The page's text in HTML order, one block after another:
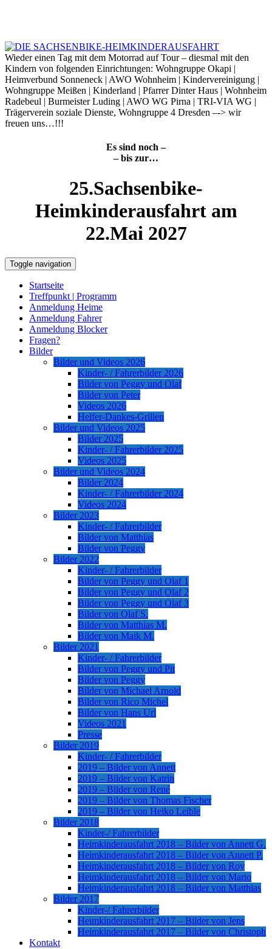
Wieder einen Tag mit dem Motorrad auf Tour – diesmal mit den
Kindern von folgenden Einrichtungen: Wohngruppe Okapi |
Heimverbund Sonneneck | AWO Wohnheim | Kindervereinigung |
Wohngruppe Meißen | Kinderland | Pfarrer Dinter Haus | Wohnheim
Radebeul | Burmeister Luding | AWO WG Pirna | TRI-VIA WG |
Trägerverein soziale Dienste, Wohngruppe 4 Dresden –-> wir
freuen uns…!!!
Es sind noch –
– bis zur…
25.Sachsenbike-
Heimkinderausfahrt am
22.Mai 2027
Toggle navigation
Startseite
Treffpunkt | Programm
Anmeldung Heime
Anmeldung Fahrer
Anmeldung Blocker
Fragen?
Bilder
Bilder und Videos 2026
Kinder- / Fahrerbilder 2026
Bilder von Peggy und Olaf
Bilder von Peter
Videos 2026
Helfer-Dankes-Grillen
Bilder und Videos 2025
Bilder 2025
Kinder- / Fahrerbilder 2025
Videos 2025
Bilder und Videos 2024
Bilder 2024
Kinder- / Fahrerbilder 2024
Videos 2024
Bilder 2023
Kinder- / Fahrerbilder
Bilder von Matthias
Bilder von Peggy
Bilder 2022
Kinder- / Fahrerbilder
Bilder von Peggy und Olaf 1
Bilder von Peggy und Olaf 2
Bilder von Peggy und Olaf 3
Bilder von Olaf S.
Bilder von Matthias M.
Bilder von Maik M.
Bilder 2021
Kinder- / Fahrerbilder
Bilder von Peggy und Pit
Bilder von Peggy
Bilder von Michael Arnold
Bilder von Rico Michel
Bilder von Hans Url
Videos 2021
Presse
Bilder 2019
Kinder- / Fahrerbilder
2019 – Bilder von Annett
2019 – Bilder von Katrin
2019 – Bilder von René
2019 – Bilder von Thomas Fischer
2019 – Bilder von Heiko Leible
Bilder 2018
Kinder-/ Fahrerbilder
Heimkinderausfahrt 2018 – Bilder von Annett G.
Heimkinderausfahrt 2018 – Bilder von Annett P.
Heimkinderausfahrt 2018 – Bilder von Roy
Heimkinderausfahrt 2018 – Bilder von Mario
Heimkinderausfahrt 2018 – Bilder von Matthias
Bilder 2017
Kinder-/ Fahrerbilder
Heimkinderausfahrt 2017 – Bilder von Jens
Heimkinderausfahrt 2017 – Bilder von Christoph
Kontakt